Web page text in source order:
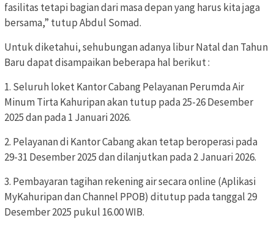
fasilitas tetapi bagian dari masa depan yang harus kita jaga
bersama,” tutup Abdul Somad.
Untuk diketahui, sehubungan adanya libur Natal dan Tahun
Baru dapat disampaikan beberapa hal berikut :
1. Seluruh loket Kantor Cabang Pelayanan Perumda Air
Minum Tirta Kahuripan akan tutup pada 25-26 Desember
2025 dan pada 1 Januari 2026.
2. Pelayanan di Kantor Cabang akan tetap beroperasi pada
29-31 Desember 2025 dan dilanjutkan pada 2 Januari 2026.
3. Pembayaran tagihan rekening air secara online (Aplikasi
MyKahuripan dan Channel PPOB) ditutup pada tanggal 29
Desember 2025 pukul 16.00 WIB.